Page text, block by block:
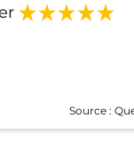
Source :